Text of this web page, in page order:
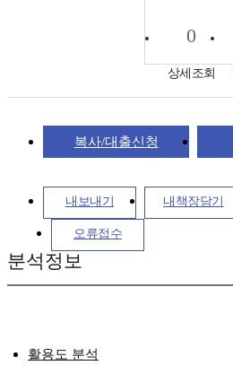
0
상세조회
복사/대출신청
내보내기 내책장담기
오류접수
분석정보
활용도 분석